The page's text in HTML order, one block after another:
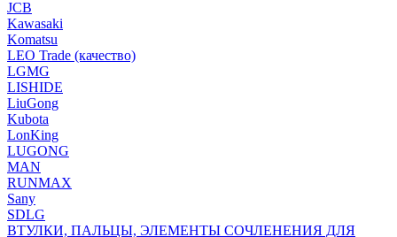
JCB
Kawasaki
Komatsu
LEO Trade (качество)
LGMG
LISHIDE
LiuGong
Kubota
LonKing
LUGONG
MAN
RUNMAX
Sany
SDLG
ВТУЛКИ, ПАЛЬЦЫ, ЭЛЕМЕНТЫ СОЧЛЕНЕНИЯ ДЛЯ